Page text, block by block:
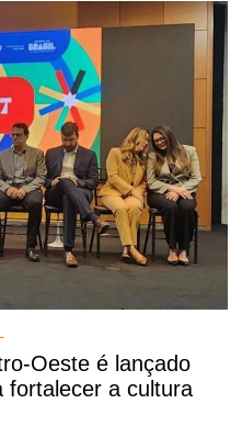
Oeste é lançado
fortalecer a cultura